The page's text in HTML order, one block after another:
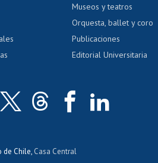
Acoso laboral,
Museos y teatros
Orquesta, ballet y coro
Publicaciones
Editorial Universitaria
de Chile, Casa Central